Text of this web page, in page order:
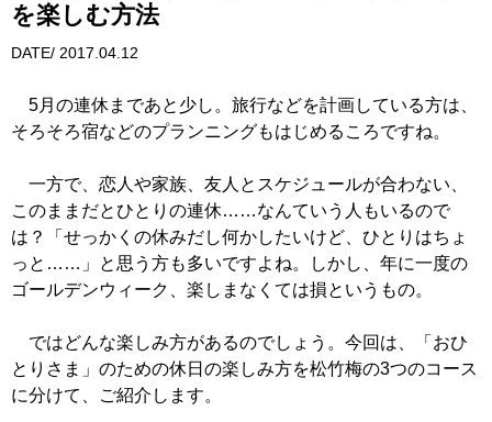
を楽しむ方法
DATE/ 2017.04.12
5月の連休まであと少し。旅行などを計画している方は、
そろそろ宿などのプランニングもはじめるころですね。
一方で、恋人や家族、友人とスケジュールが合わない、
このままだとひとりの連休……なんていう人もいるので
は？「せっかくの休みだし何かしたいけど、ひとりはちょ
っと……」と思う方も多いですよね。しかし、年に一度の
ゴールデンウィーク、楽しまなくては損というもの。
ではどんな楽しみ方があるのでしょう。今回は、「おひ
とりさま」のための休日の楽しみ方を松竹梅の3つのコース
に分けて、ご紹介します。